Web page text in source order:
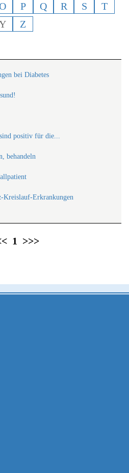
P Q R S
T
Z
bei Diabetes
positiv für die...
behandeln
Kreislauf-Erkrankungen
1 >>>